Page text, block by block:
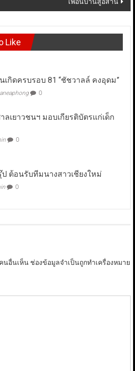
เพื่อนบ้านสู่อีสาน
Like
กิดครบรอบ 81 “ชัชวาลล์ คงอุดม”
aneaphong 0
เยาวชนฯ มอบเกียรติบัตรแก่เด็ก
0
ต้อนรับทีมนางสาวเชียงใหม่
0
นอื่นเห็น ช่องข้อมูลจำเป็นถูกทำเครื่องหมาย